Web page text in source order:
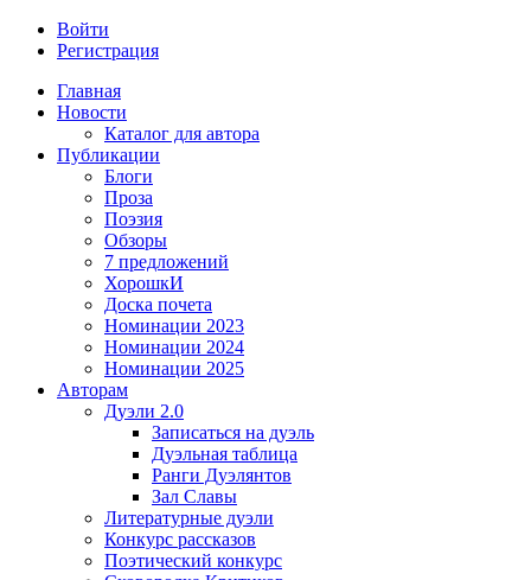
Войти
Регистрация
Главная
Новости
Каталог для автора
Публикации
Блоги
Проза
Поэзия
Обзоры
7 предложений
ХорошкИ
Доска почета
Номинации 2023
Номинации 2024
Номинации 2025
Авторам
Дуэли 2.0
Записаться на дуэль
Дуэльная таблица
Ранги Дуэлянтов
Зал Славы
Литературные дуэли
Конкурс рассказов
Поэтический конкурс